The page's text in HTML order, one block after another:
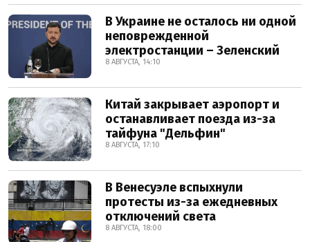
В Украине не осталось ни одной
неповрежденной
электростанции – Зеленский
8 АВГУСТА, 14:10
Китай закрывает аэропорт и
останавливает поезда из-за
тайфуна "Дельфин"
8 АВГУСТА, 17:10
В Венесуэле вспыхнули
протесты из-за ежедневных
отключений света
8 АВГУСТА, 18:00